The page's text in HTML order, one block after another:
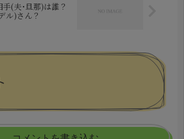
手(夫･旦那)は誰？
ル)さん？